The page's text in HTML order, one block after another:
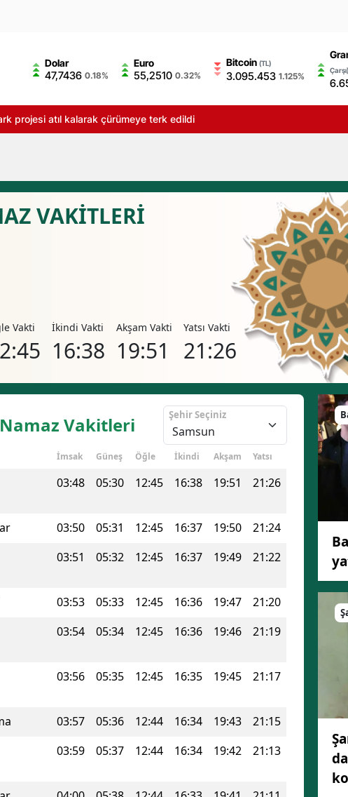
Dolar
47,7436 0.18%
Euro
55,2510 0.32%
Bitcoin(TL)
3.095.453 1.125%
Çarşı)
projesi atıl kalarak çürümeye terk edildi
VAKİTLERİ
Vakti İkindi Vakti
16:38
Akşam Vakti
19:51
Yatsı Vakti
21:26
Vakitleri Şehir Seçiniz
İmsak Güneş Öğle İkindi Akşam Yatsı
03:48 05:30 12:45 16:38 19:51 21:26
03:50 05:31 12:45 16:37 19:50
21:24
03:51 05:32 12:45 16:37 19:49 21:22
03:53 05:33 12:45 16:36 19:47
21:20
03:54 05:34 12:45 16:36 19:46 21:19
03:56 05:35 12:45 16:35 19:45 21:17
03:57 05:36 12:44 16:34 19:43
21:15
03:59 05:37 12:44 16:34 19:42 21:13